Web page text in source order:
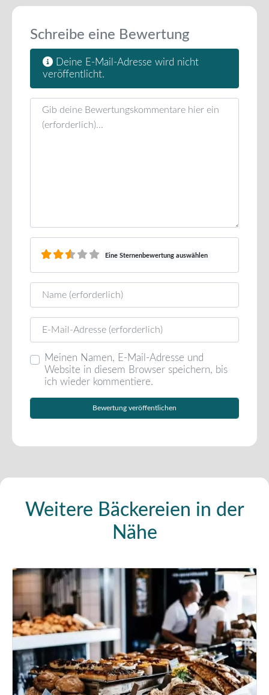
Schreibe eine Bewertung
Deine E-Mail-Adresse wird nicht
veröffentlicht.
Rezensionstext
Eine Sternenbewertung auswählen
Name
E-Mail
Meinen Namen, E-Mail-Adresse und
Website in diesem Browser speichern, bis
ich wieder kommentiere.
Weitere Bäckereien in der
Nähe